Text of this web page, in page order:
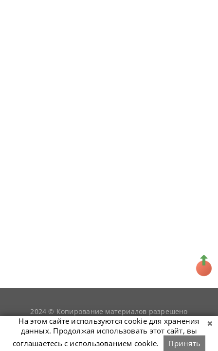
2024 © Копирование материалов разрешено
только при условии гиперссылки наsnookerist.ru
На этом сайте используются cookie для хранения
данных. Продолжая использовать этот сайт, вы
соглашаетесь с использованием cookie.
Принять